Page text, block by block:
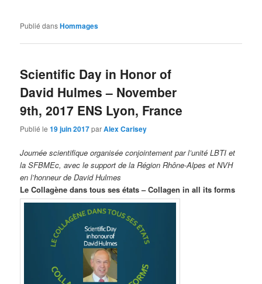
Publié dansHommages
Scientific Day in Honor of
David Hulmes – November
9th, 2017 ENS Lyon, France
Publié le19 juin 2017parAlex Carisey
Journée scientifique organisée conjointement par l’unité LBTI et
la SFBMEc, avec le support de la Région Rhône-Alpes et NVH
en l’honneur de David Hulmes
Le Collagène dans tous ses états – Collagen in all its forms